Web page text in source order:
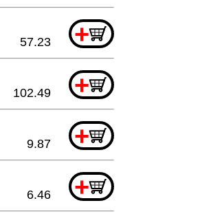
+
57.23
+
102.49
+
9.87
+
6.46